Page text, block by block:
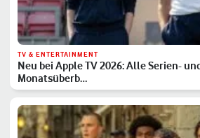
TV & ENTERTAINMENT
Neu bei Apple TV 2026: Alle Serien-
Monatsüberb…